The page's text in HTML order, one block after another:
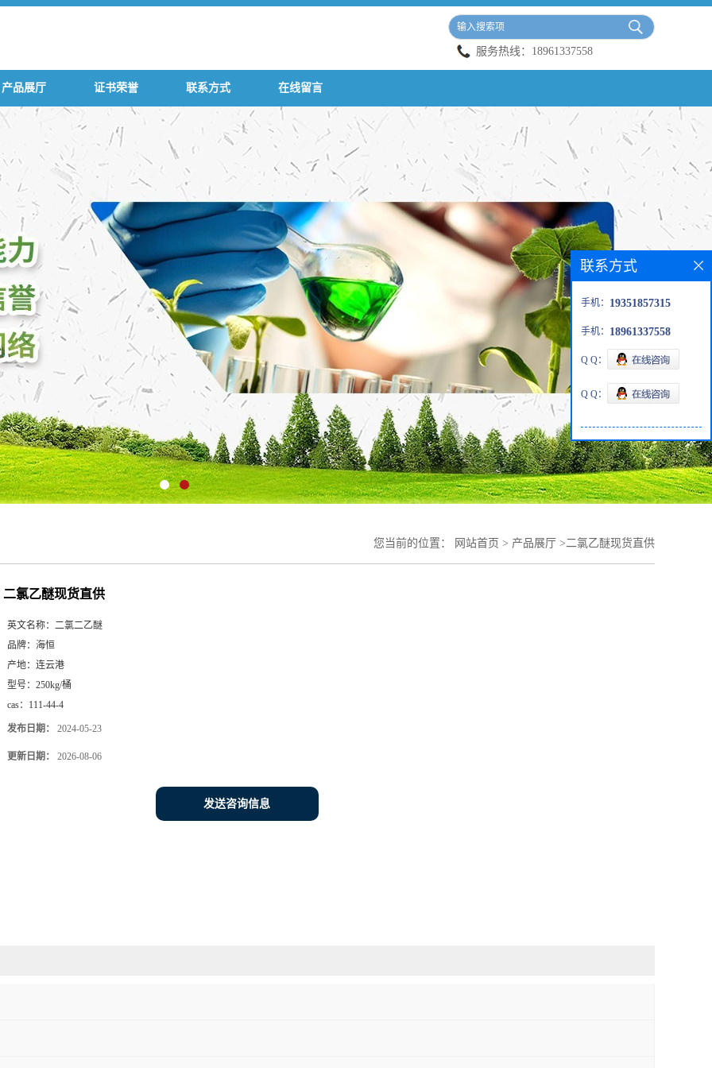
服务热线： 18961337558
产品展厅 证书荣誉 联系方式 在线留言
您当前的位置： 网站首页 > 产品展厅 >二氯乙醚现货直供
二氯乙醚现货直供
英文名称： 二氯二乙醚
品牌： 海恒
产地： 连云港
型号： 250kg/桶
cas： 111-44-4
发布日期： 2024-05-23
更新日期： 2026-08-06
发送咨询信息
联系方式
手机： 19351857315
手机： 18961337558
Q Q：
Q Q：